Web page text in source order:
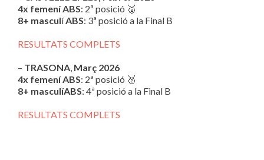
4x femení ABS: 2ª posició 🥈
8+ masculíABS: 3ª posició a la Final B
RESULTATS COMPLETS
– TRASONA, Març 2026
4x femení ABS: 2ª posició 🥈
8+ masculíABS: 4ª posició a la Final B
RESULTATS COMPLETS